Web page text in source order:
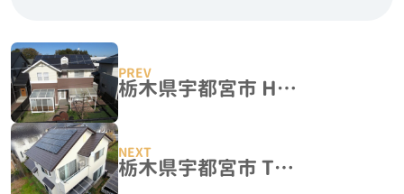
栃木県宇都宮市 H様邸 屋根塗装・外壁塗装工事
栃木県宇都宮市 T様邸 屋根カバー・外壁塗装工事